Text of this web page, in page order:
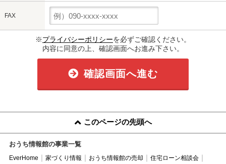
FAX
※プライバシーポリシーを必ずご確認ください。
内容に同意の上、確認画面へお進み下さい。
確認画面へ進む
このページの先頭へ
おうち情報館の事業一覧
EverHome 家づくり情報 おうち情報館の売却
住宅ローン相談会